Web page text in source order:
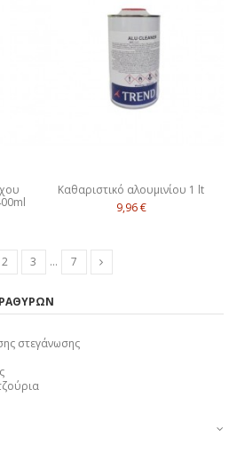
Καθαριστικό αλουμινίου 1 lt
9,96 €
2 3 … 7
στεγάνωσης